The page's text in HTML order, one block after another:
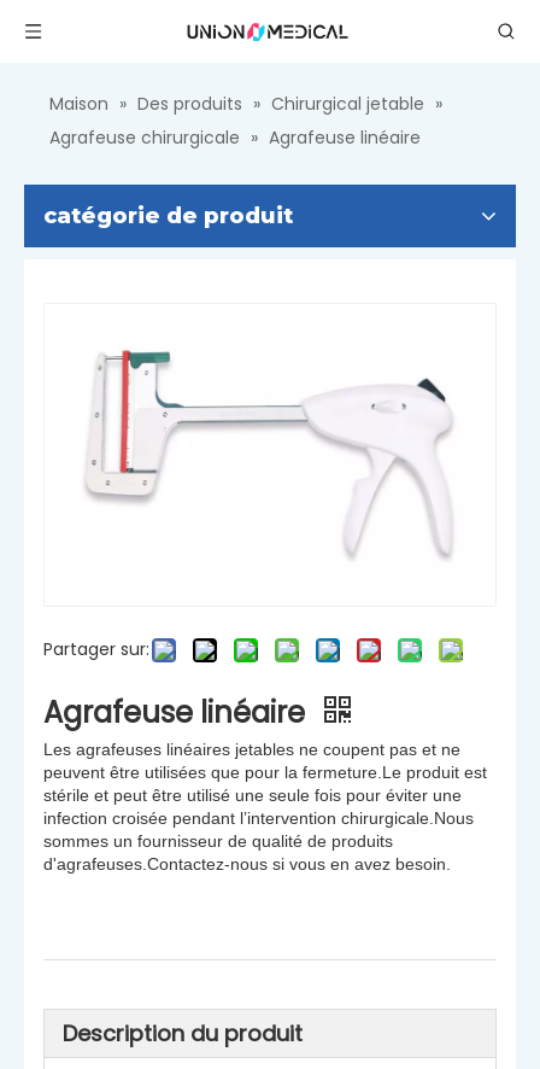
Maison » Des produits » Chirurgical jetable »
Agrafeuse chirurgicale » Agrafeuse linéaire
catégorie de produit
Partager sur:
Agrafeuse linéaire
Les agrafeuses linéaires jetables ne coupent pas et ne
peuvent être utilisées que pour la fermeture.Le produit est
stérile et peut être utilisé une seule fois pour éviter une
infection croisée pendant l’intervention chirurgicale.Nous
sommes un fournisseur de qualité de produits
d'agrafeuses.Contactez-nous si vous en avez besoin.
Description du produit